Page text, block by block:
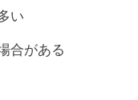
い
合がある